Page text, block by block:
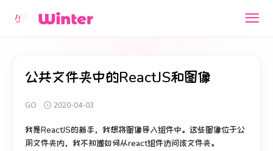
公共文件夹中的ReactJS和图像
GO 2020-04-03
我是ReactJS的新手，我想将图像导入组件中。 这些图像位于公
用文件夹内，我不知道如何从react组件访问该文件夹。